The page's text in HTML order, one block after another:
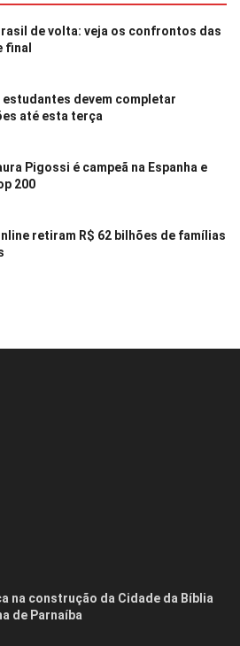
de volta: veja os confrontos das
final
estudantes devem completar
até esta terça
Pigossi é campeã na Espanha e
200
retiram R$ 62 bilhões de famílias
na construção da Cidade da Bíblia
de Parnaíba